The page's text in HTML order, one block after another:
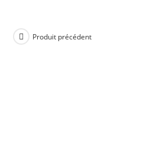
Produit précédent